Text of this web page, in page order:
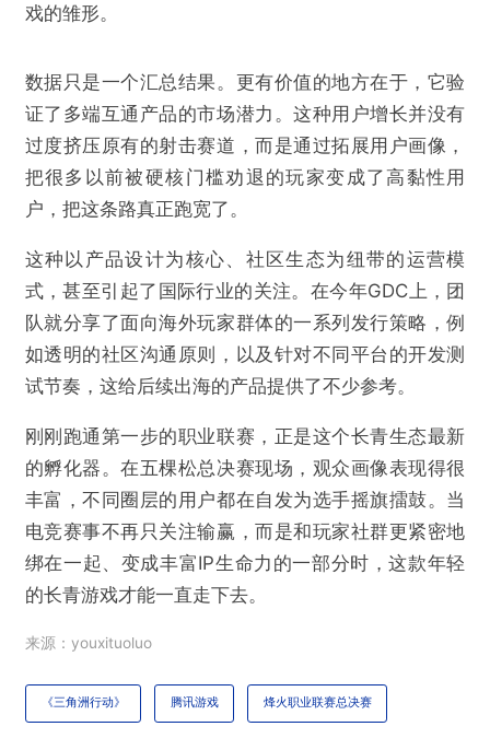
戏的雏形。
数据只是一个汇总结果。更有价值的地方在于，它验
证了多端互通产品的市场潜力。这种用户增长并没有
过度挤压原有的射击赛道，而是通过拓展用户画像，
把很多以前被硬核门槛劝退的玩家变成了高黏性用
户，把这条路真正跑宽了。
这种以产品设计为核心、社区生态为纽带的运营模
式，甚至引起了国际行业的关注。在今年GDC上，团
队就分享了面向海外玩家群体的一系列发行策略，例
如透明的社区沟通原则，以及针对不同平台的开发测
试节奏，这给后续出海的产品提供了不少参考。
刚刚跑通第一步的职业联赛，正是这个长青生态最新
的孵化器。在五棵松总决赛现场，观众画像表现得很
丰富，不同圈层的用户都在自发为选手摇旗擂鼓。当
电竞赛事不再只关注输赢，而是和玩家社群更紧密地
绑在一起、变成丰富IP生命力的一部分时，这款年轻
的长青游戏才能一直走下去。
来源：youxituoluo
《三角洲行动》 腾讯游戏 烽火职业联赛总决赛